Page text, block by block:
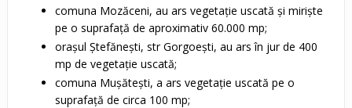
comuna Mozăceni, au ars vegetație uscată și miriște
pe o suprafață de aproximativ 60.000 mp;
orașul Ștefănești, str Gorgoești, au ars în jur de 400
mp de vegetație uscată;
comuna Mușătești, a ars vegetație uscată pe o
suprafață de circa 100 mp;